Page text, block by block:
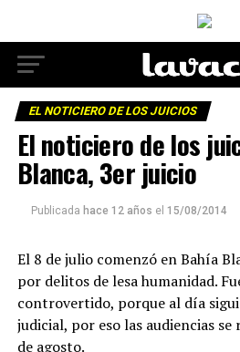
EL NOTICIERO DE LOS JUICIOS
El noticiero de los
Blanca, 3er juicio
Publicada hace 12 años el 15/08/2014
El 8 de julio comenzó en Bahía
por delitos de lesa humanidad.
controvertido, porque al día
judicial, por eso las audiencias
de agosto.